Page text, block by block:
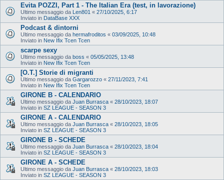
Evita POZZI, Part 1 - The Italian Era (test, in lavorazione)
Ultimo messaggio da Len801 « 27/10/2025, 6:17
Inviato in DataBase XXX
Podcast & dintorni
Ultimo messaggio da hermafroditos « 03/09/2025, 10:48
Inviato in New Ifix Tcen Tcen
scarpe sexy
Ultimo messaggio da boss « 05/05/2025, 13:48
Inviato in New Ifix Tcen Tcen
[O.T.] Storie di migranti
Ultimo messaggio da Gargarozzo « 27/11/2023, 7:41
Inviato in New Ifix Tcen Tcen
GIRONE B - CALENDARIO
Ultimo messaggio da Juan Burrasca « 28/10/2023, 18:07
Inviato in SZ LEAGUE - SEASON 3
GIRONE A - CALENDARIO
Ultimo messaggio da Juan Burrasca « 28/10/2023, 18:05
Inviato in SZ LEAGUE - SEASON 3
GIRONE B - SCHEDE
Ultimo messaggio da Juan Burrasca « 28/10/2023, 18:04
Inviato in SZ LEAGUE - SEASON 3
GIRONE A - SCHEDE
Ultimo messaggio da Juan Burrasca « 28/10/2023, 18:03
Inviato in SZ LEAGUE - SEASON 3